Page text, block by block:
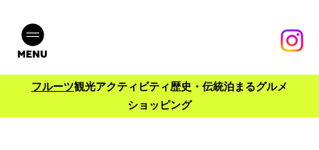
MENU
フルーツ観光アクティビティ歴史・伝統泊まるグルメ
ショッピング